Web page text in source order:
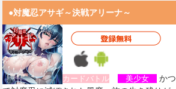
●対魔忍アサギ～決戦アリーナ～
カードバトル 美少女
かつ